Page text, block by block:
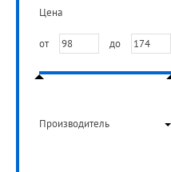
Цена
от до
Производитель